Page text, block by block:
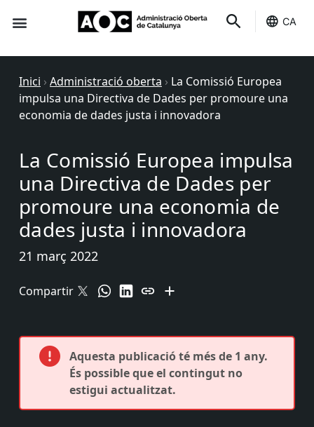
CA
Inici › Administració oberta › La Comissió Europea
impulsa una Directiva de Dades per promoure una
economia de dades justa i innovadora
La Comissió Europea impulsa
una Directiva de Dades per
promoure una economia de
dades justa i innovadora
21 març 2022
Compartir
Aquesta publicació té més de 1 any.
És possible que el contingut no
estigui actualitzat.